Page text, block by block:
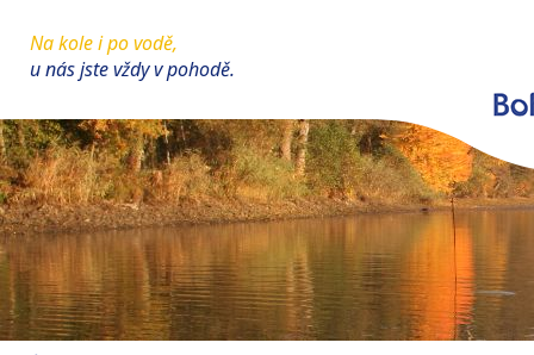
Na kole i po vodě,
u nás jste vždy v pohodě.